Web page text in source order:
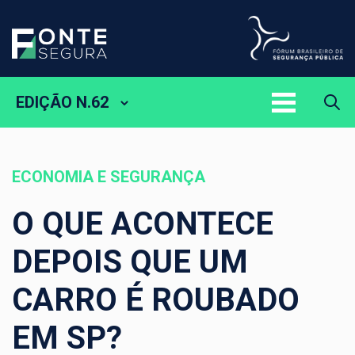
EDIÇÃO N.62
ECONOMIA E SEGURANÇA
O QUE ACONTECE
DEPOIS QUE UM
CARRO É ROUBADO
EM SP?